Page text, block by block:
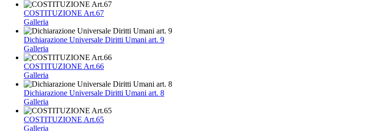
COSTITUZIONE Art.67
Galleria
Dichiarazione Universale Diritti Umani art. 9
Galleria
COSTITUZIONE Art.66
Galleria
Dichiarazione Universale Diritti Umani art. 8
Galleria
COSTITUZIONE Art.65
Galleria